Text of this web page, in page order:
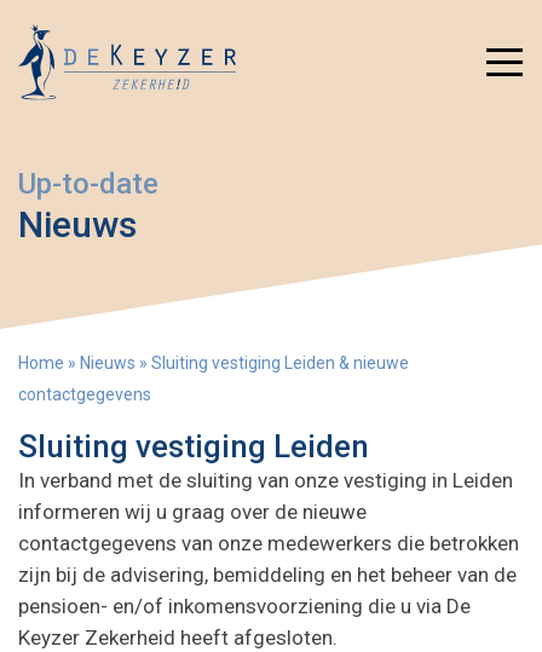
Up-to-date
Nieuws
Home » Nieuws » Sluiting vestiging Leiden & nieuwe
contactgegevens
Sluiting vestiging Leiden
In verband met de sluiting van onze vestiging in Leiden
informeren wij u graag over de nieuwe
contactgegevens van onze medewerkers die betrokken
zijn bij de advisering, bemiddeling en het beheer van de
pensioen- en/of inkomensvoorziening die u via De
Keyzer Zekerheid heeft afgesloten.